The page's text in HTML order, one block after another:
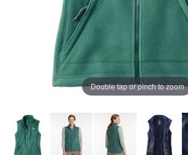
Double tap or pinch to zoom